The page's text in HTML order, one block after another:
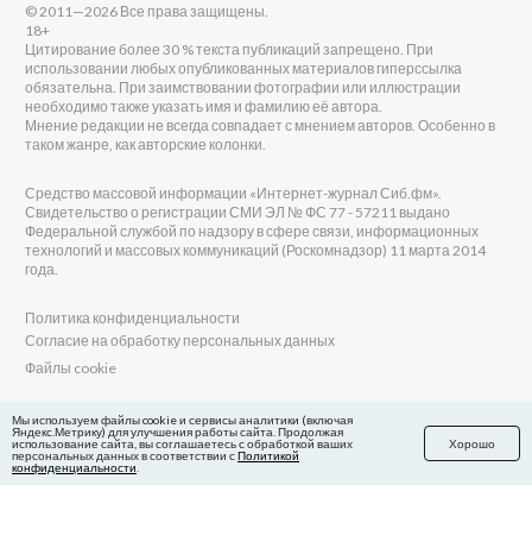
© 2011—2026 Все права защищены.
18+
Цитирование более 30 % текста публикаций запрещено. При
использовании любых опубликованных материалов гиперссылка
обязательна. При заимствовании фотографии или иллюстрации
необходимо также указать имя и фамилию её автора.
Мнение редакции не всегда совпадает с мнением авторов. Особенно в
таком жанре, как авторские колонки.
Средство массовой информации «Интернет-журнал Сиб.фм».
Свидетельство о регистрации СМИ ЭЛ № ФС 77 - 57211 выдано
Федеральной службой по надзору в сфере связи, информационных
технологий и массовых коммуникаций (Роскомнадзор) 11 марта 2014
года.
Политика конфиденциальности
Согласие на обработку персональных данных
Файлы cookie
Главный редактор Сиб.фм
Бобровников Виктор Евгеньевич
Учредитель ООО «Сиб.фм»
E-mail редакции: fm@sib.fm
Мы используем файлы cookie и сервисы аналитики (включая
Яндекс.Метрику) для улучшения работы сайта. Продолжая
использование сайта, вы соглашаетесь с обработкой ваших
персональных данных в соответствии сПолитикой
конфиденциальности
Хорошо